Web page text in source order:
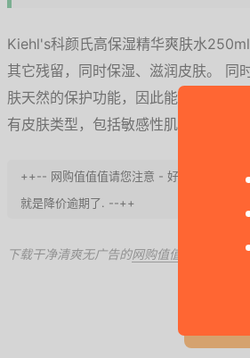
Kiehl's科颜氏高保湿精华爽肤水
其它残留，同时保湿、滋润皮肤。 同
肤天然的保护功能，因此能作为旅行
有皮肤类型，包括敏感性肌肤。
++-- 网购值值值请您注意 - 好价会失效, 请
就是降价逾期了. --++
下载干净清爽无广告的网购值值值App ，